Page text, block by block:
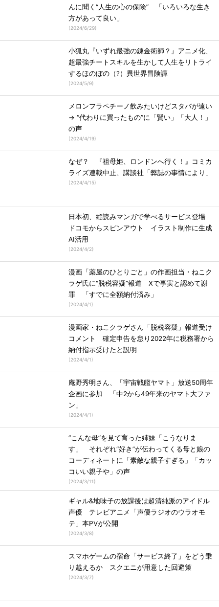
んに聞く“人生の心の保険” 「いろいろな生き
方があって良い」
(2024/6/29)
小狐丸『いずれ最強の錬金術師？』アニメ化、
超最強チートスキルを生かして人生をリトライ
するほのぼの（?）異世界冒険譚
(2024/5/9)
メロンフラペチーノ飲みたいけどスタバが遠い
→ “代わりに買ったもの”に「賢い」「大人！」
の声
(2024/4/19)
なぜ？ 『祖母姫、ロンドンへ行く！』コミカ
ライズ連載中止、講談社「弊誌の事情により」
(2024/4/15)
日本初、縦読みマンガで学べるサービス登場
ドコモからスピンアウト イラスト制作に生成
AI活用
(2024/4/2)
漫画「薬屋のひとりごと」の作画担当・ねこク
ラゲ氏に“脱税容疑”報道 Xで事実と認めて謝
罪 「すでに全額納付済み」
(2024/4/1)
漫画家・ねこクラゲさん「脱税容疑」報道受け
コメント 確定申告を怠り2022年に税務署から
納付指示受けたと説明
(2024/4/1)
庵野秀明さん、「宇宙戦艦ヤマト」放送50周年
企画に参加 「中2から49年来のヤマト大ファ
ン」
(2024/4/1)
“こんな母”を見て育った姉妹「こうなりま
す」 それぞれ“好き”が伝わってくる母と娘の
コーディネートに「素敵な親子すぎる」「カッ
コいい親子や」の声
(2024/3/11)
ギャル&地味子の放課後は超清純派のアイドル
声優 テレビアニメ「声優ラジオのウラオモ
テ」本PVが公開
(2024/3/8)
スマホゲームの宿命「サービス終了」をどう乗
り越えるか スクエニが用意した回避策
(2024/3/7)